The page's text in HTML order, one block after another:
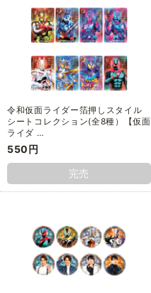
令和仮面ライダー箔押しスタイル
シートコレクション(全8種）【仮面
ライダ …
550円
完売